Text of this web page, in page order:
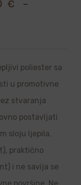
€
–
poliester sa
u promotivne
stvaranja
postavljati
sloju ljepila.
praktično
i ne savija se